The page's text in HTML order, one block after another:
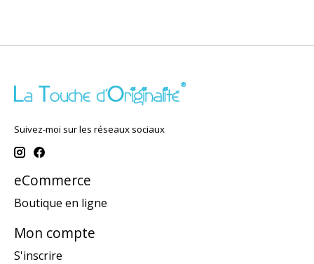
Suivez-moi sur les réseaux sociaux
eCommerce
Boutique en ligne
Mon compte
S'inscrire